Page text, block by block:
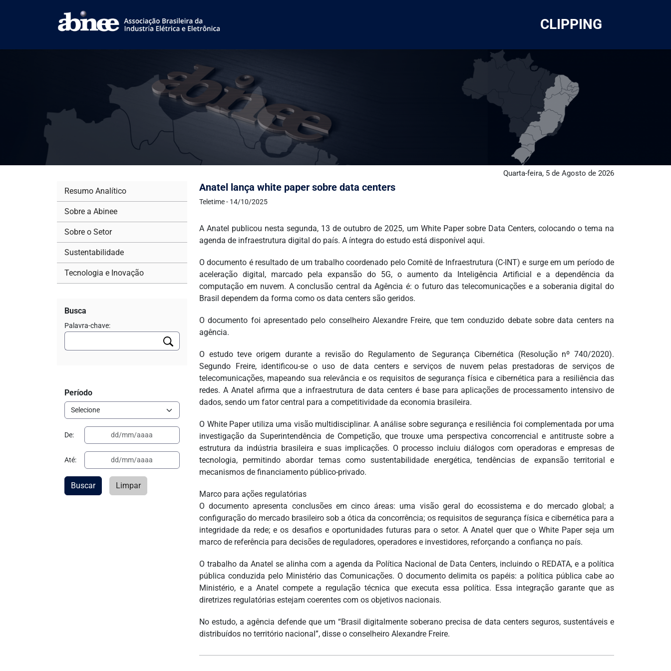
CLIPPING
Quarta-feira, 5 de Agosto de 2026
Anatel lança white paper sobre data centers
Teletime - 14/10/2025
A Anatel publicou nesta segunda, 13 de outubro de 2025, um White Paper sobre Data Centers, colocando o tema na
agenda de infraestrutura digital do país. A íntegra do estudo está disponível aqui.
O documento é resultado de um trabalho coordenado pelo Comitê de Infraestrutura (C-INT) e surge em um período de
aceleração digital, marcado pela expansão do 5G, o aumento da Inteligência Artificial e a dependência da
computação em nuvem. A conclusão central da Agência é: o futuro das telecomunicações e a soberania digital do
Brasil dependem da forma como os data centers são geridos.
O documento foi apresentado pelo conselheiro Alexandre Freire, que tem conduzido debate sobre data centers na
agência.
O estudo teve origem durante a revisão do Regulamento de Segurança Cibernética (Resolução nº 740/2020).
Segundo Freire, identificou-se o uso de data centers e serviços de nuvem pelas prestadoras de serviços de
telecomunicações, mapeando sua relevância e os requisitos de segurança física e cibernética para a resiliência das
redes. A Anatel afirma que a infraestrutura de data centers é base para aplicações de processamento intensivo de
dados, sendo um fator central para a competitividade da economia brasileira.
O White Paper utiliza uma visão multidisciplinar. A análise sobre segurança e resiliência foi complementada por uma
investigação da Superintendência de Competição, que trouxe uma perspectiva concorrencial e antitruste sobre a
estrutura da indústria brasileira e suas implicações. O processo incluiu diálogos com operadoras e empresas de
tecnologia, permitindo abordar temas como sustentabilidade energética, tendências de expansão territorial e
mecanismos de financiamento público-privado.
Marco para ações regulatórias
O documento apresenta conclusões em cinco áreas: uma visão geral do ecossistema e do mercado global; a
configuração do mercado brasileiro sob a ótica da concorrência; os requisitos de segurança física e cibernética para a
integridade da rede; e os desafios e oportunidades futuras para o setor. A Anatel quer que o White Paper seja um
marco de referência para decisões de reguladores, operadores e investidores, reforçando a confiança no país.
O trabalho da Anatel se alinha com a agenda da Política Nacional de Data Centers, incluindo o REDATA, e a política
pública conduzida pelo Ministério das Comunicações. O documento delimita os papéis: a política pública cabe ao
Ministério, e a Anatel compete a regulação técnica que executa essa política. Essa integração garante que as
diretrizes regulatórias estejam coerentes com os objetivos nacionais.
No estudo, a agência defende que um “Brasil digitalmente soberano precisa de data centers seguros, sustentáveis e
distribuídos no território nacional”, disse o conselheiro Alexandre Freire.
Resumo Analítico
Sobre a Abinee
Sobre o Setor
Sustentabilidade
Tecnologia e Inovação
Busca
Palavra-chave:
Período
De:
Até:
Buscar Limpar